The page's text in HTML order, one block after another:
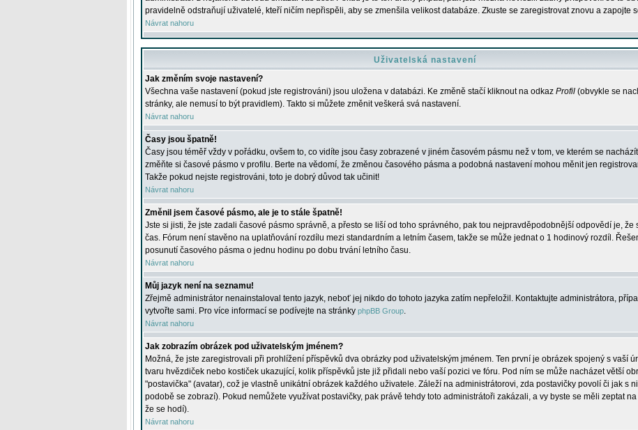
pravidelně odstraňují uživatelé, kteří ničím nepřispěli, aby se zmenšila velikost databáze. Zkuste se zaregistrovat znovu a zapojte
Návrat nahoru
Uživatelská nastavení
Jak změním svoje nastavení?
Všechna vaše nastavení (pokud jste registrováni) jsou uložena v databázi. Ke změně stačí kliknout na odkaz Profil (obvykle se
stránky, ale nemusí to být pravidlem). Takto si můžete změnit veškerá svá nastavení.
Návrat nahoru
Časy jsou špatně!
Časy jsou téměř vždy v pořádku, ovšem to, co vidíte jsou časy zobrazené v jiném časovém pásmu než v tom, ve kterém se
změňte si časové pásmo v profilu. Berte na vědomí, že změnou časového pásma a podobná nastavení mohou měnit jen
Takže pokud nejste registrováni, toto je dobrý důvod tak učinit!
Návrat nahoru
Změnil jsem časové pásmo, ale je to stále špatně!
Jste si jisti, že jste zadali časové pásmo správně, a přesto se liší od toho správného, pak tou nejpravděpodobnější odpovědí je, že
čas. Fórum není stavěno na uplatňování rozdílu mezi standardním a letním časem, takže se může jednat o 1 hodinový rozdíl.
posunutí časového pásma o jednu hodinu po dobu trvání letního času.
Návrat nahoru
Můj jazyk není na seznamu!
Zřejmě administrátor nenainstaloval tento jazyk, neboť jej nikdo do tohoto jazyka zatím nepřeložil. Kontaktujte administrátora,
vytvořte sami. Pro více informací se podívejte na stránky phpBB Group.
Návrat nahoru
Jak zobrazím obrázek pod uživatelským jménem?
Možná, že jste zaregistrovali při prohlížení příspěvků dva obrázky pod uživatelským jménem. Ten první je obrázek spojený s vaší
tvaru hvězdiček nebo kostiček ukazující, kolik příspěvků jste již přidali nebo vaší pozici ve fóru. Pod ním se může nacházet větší
"postavička" (avatar), což je vlastně unikátní obrázek každého uživatele. Záleží na administrátorovi, zda postavičky povolí či jak s
podobě se zobrazí). Pokud nemůžete využívat postavičky, pak právě tehdy toto administrátoři zakázali, a vy byste se měli zeptat
že se hodí).
Návrat nahoru